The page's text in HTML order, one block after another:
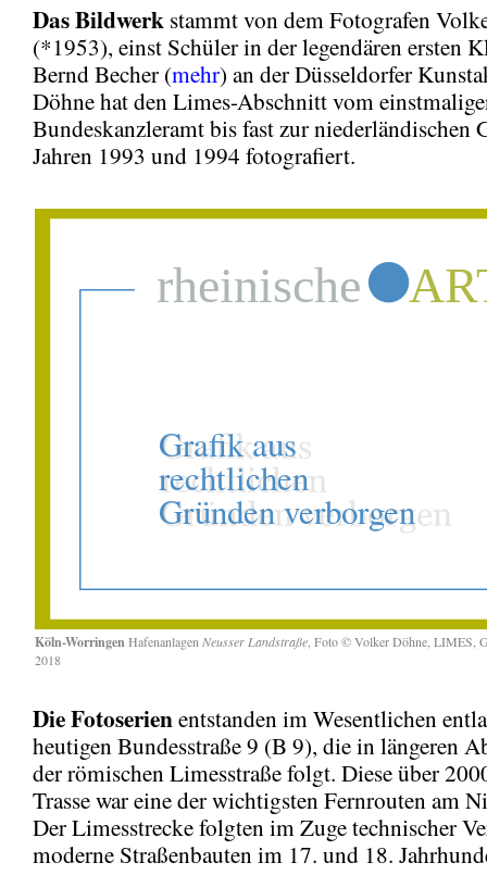
Das Bildwerk stammt von dem Fotografen
(*1953), einst Schüler in der legendären ersten
Bernd Becher (mehr) an der Düsseldorfer
Döhne hat den Limes-Abschnitt vom
Bundeskanzleramt bis fast zur niederländischen
Jahren 1993 und 1994 fotografiert.
Köln-Worringen Hafenanlagen Neusser Landstraße , Foto © Volker Döhne, LIMES,
2018
Die Fotoserienentstanden im Wesentlichen
heutigen Bundesstraße 9 (B 9), die in längeren
der römischen Limesstraße folgt. Diese über
Trasse war eine der wichtigsten Fernrouten am
Der Limesstrecke folgten im Zuge technischer
moderne Straßenbauten im 17. und 18.